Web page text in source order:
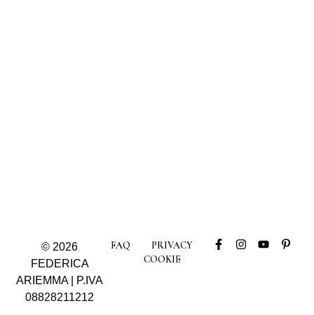
© 2026
FEDERICA
ARIEMMA | P.IVA
08828211212
FAQ
PRIVACY
COOKIE